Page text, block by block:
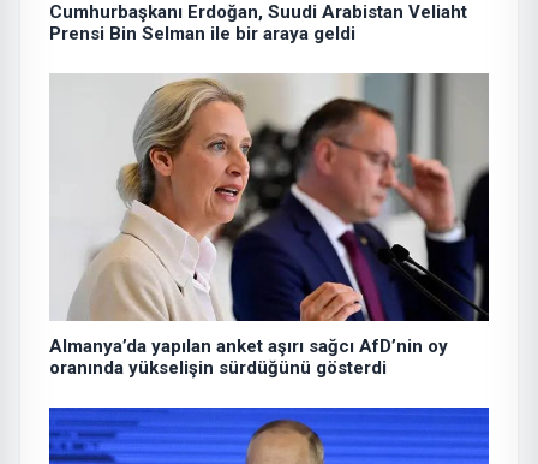
Cumhurbaşkanı Erdoğan, Suudi Arabistan Veliaht
Prensi Bin Selman ile bir araya geldi
Almanya’da yapılan anket aşırı sağcı AfD’nin oy
oranında yükselişin sürdüğünü gösterdi